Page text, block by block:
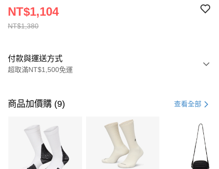
NT$1,380
NT$1,104
付款與運送方式
超取滿NT$1,500免運
信用卡一次付款
3 期 0 利率 每期 21家銀行
合作金庫商業銀行
第一商業銀行
華南商業銀行
彰化商業銀行
商品加價購 (9) 查看全部